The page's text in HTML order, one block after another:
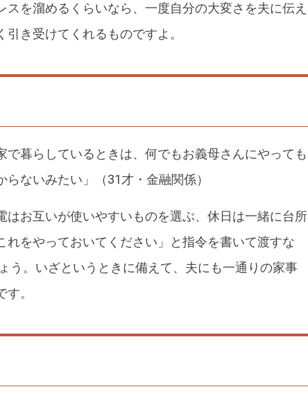
を溜めるくらいなら、一度自分の大変さを夫に伝え
き受けてくれるものですよ。
で暮らしているときは、何でもお義母さんにやっても
ないみたい」（31才・金融関係）
はお互いが使いやすいものを選ぶ、休日は一緒に台所
れをやっておいてください」と指令を書いて渡すな
う。いざというときに備えて、夫にも一通りの家事
。